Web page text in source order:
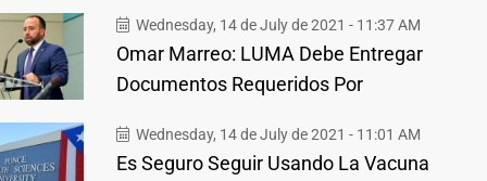
Wednesday, 14 de July de 2021 - 11:37 AM
Omar Marreo: LUMA Debe Entregar
Documentos Requeridos Por
Wednesday, 14 de July de 2021 - 11:01 AM
Es Seguro Seguir Usando La Vacuna